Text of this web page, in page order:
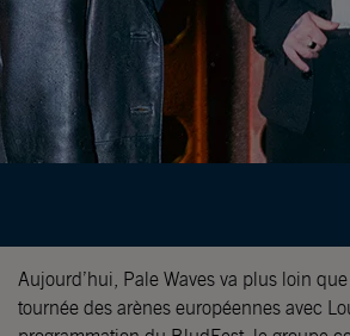
Aujourd’hui, Pale Waves va plus loin
tournée des arènes européennes avec